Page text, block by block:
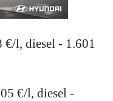
€/l, diesel - 1.601
€/l, diesel -